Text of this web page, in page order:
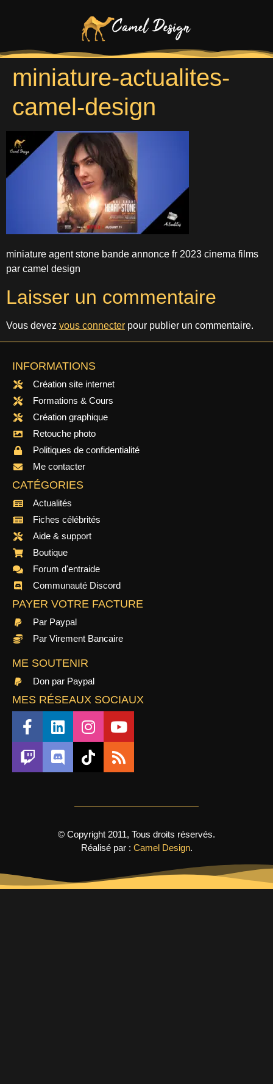
miniature-actualites-
camel-design
miniature agent stone bande annonce fr 2023 cinema films
par camel design
Laisser un commentaire
Vous devez vous connecter pour publier un commentaire.
INFORMATIONS
Création site internet
Formations & Cours
Création graphique
Retouche photo
Politiques de confidentialité
Me contacter
CATÉGORIES
Actualités
Fiches célébrités
Aide & support
Boutique
Forum d'entraide
Communauté Discord
PAYER VOTRE FACTURE
Par Paypal
Par Virement Bancaire
ME SOUTENIR
Don par Paypal
MES RÉSEAUX SOCIAUX
© Copyright 2011, Tous droits réservés.
Réalisé par : Camel Design.